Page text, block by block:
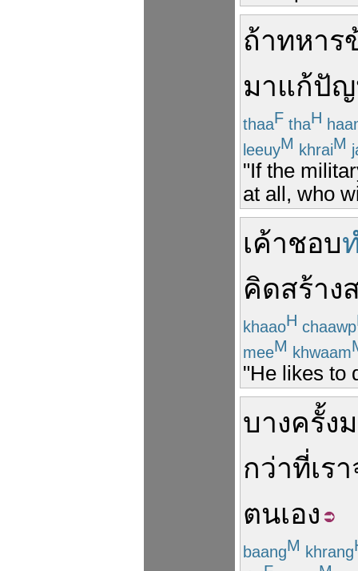
ถ้าทหาร
มาแก้ปั
thaaF thaH
leeuyM khraiM
"If the
at all, who
เค้าชอบ
คิดสร้าง
khaaoH chaawp
meeM khwaam
"He likes to
บางครั้ง
กว่าที่เรา
ตนเอง
baangM khrang